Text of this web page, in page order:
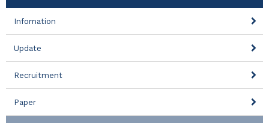
Infomation
Update
Recruitment
Paper